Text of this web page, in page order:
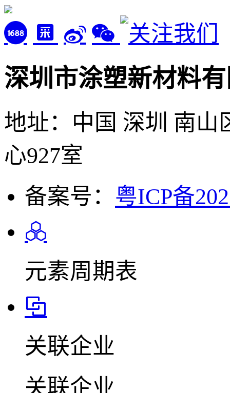
深圳市涂塑新材料
地址：中国 深圳 南山
心927室
备案号： 粤ICP备
元素周期表
关联企业
关联企业